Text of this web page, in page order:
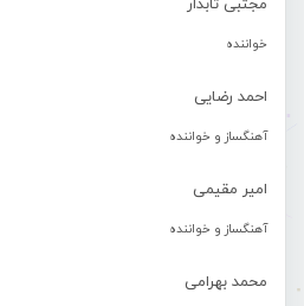
مجتبی تابدار
خواننده
احمد رضایی
آهنگساز و خواننده
امیر مقیمی
آهنگساز و خواننده
محمد بهرامی